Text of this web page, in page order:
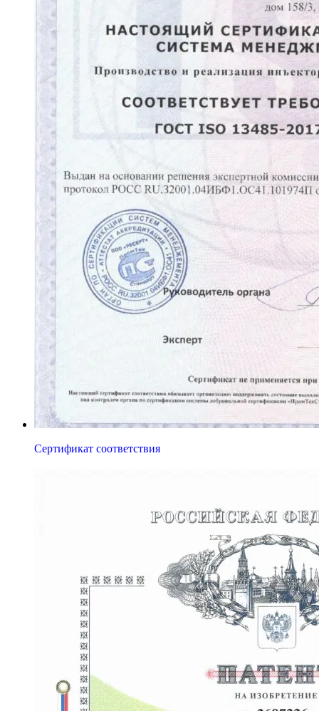
Сертификат соответствия